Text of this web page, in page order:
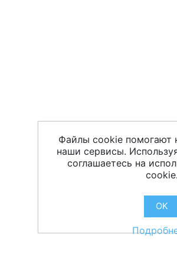
Файлы cookie помогают
наши сервисы.
соглашаетесь на
cookie.
OK